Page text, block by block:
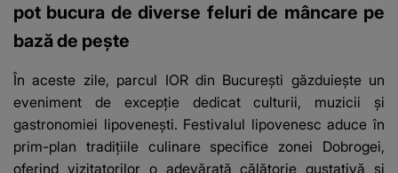
pot bucura de diverse feluri de mâncare pe
bază de pește
În aceste zile, parcul IOR din București găzduiește un
eveniment de excepție dedicat culturii, muzicii și
gastronomiei lipovenești. Festivalul lipovenesc aduce în
prim-plan tradițiile culinare specifice zonei Dobrogei,
oferind vizitatorilor o adevărată călătorie gustativă și